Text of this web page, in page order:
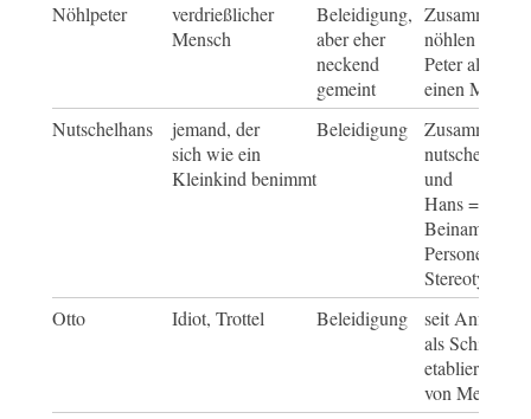
Nöhlpeter
verdrießlicher
Mensch
Beleidigung,
aber eher
neckend
gemeint
nöhlen =
Peter als
einen Mann
Nutschelhans
jemand, der
sich wie ein
Kleinkind benimmt
Beleidigung
nutscheln =
und
Hans =
Beiname für
Stereotypen
Otto
Idiot, Trottel Beleidigung
seit Anfang
als
etabliert,
von Memes